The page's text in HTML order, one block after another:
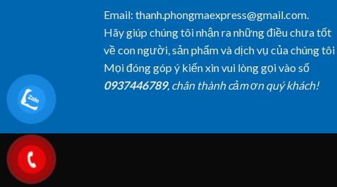
Email: thanh.phongmaexpress@gmail.com.
Hãy giúp chúng tôi nhận ra những điều chưa tốt
về con người, sản phẩm và dịch vụ của chúng tôi
Mọi đóng góp ý kiến xin vui lòng gọi vào số
0937446789, chân thành cảm ơn quý khách!